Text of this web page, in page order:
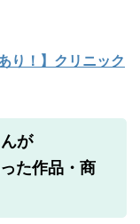
り！】クリニック
が
た作品・商